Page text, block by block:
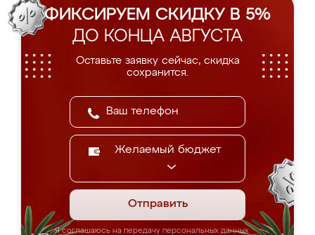
ФИКСИРУЕМ СКИДКУ В 5%
ДО КОНЦА АВГУСТА
Оставьте заявку сейчас, скидка
сохранится.
Желаемый бюджет
Отправить
Я соглашаюсь на передачу персональных данных